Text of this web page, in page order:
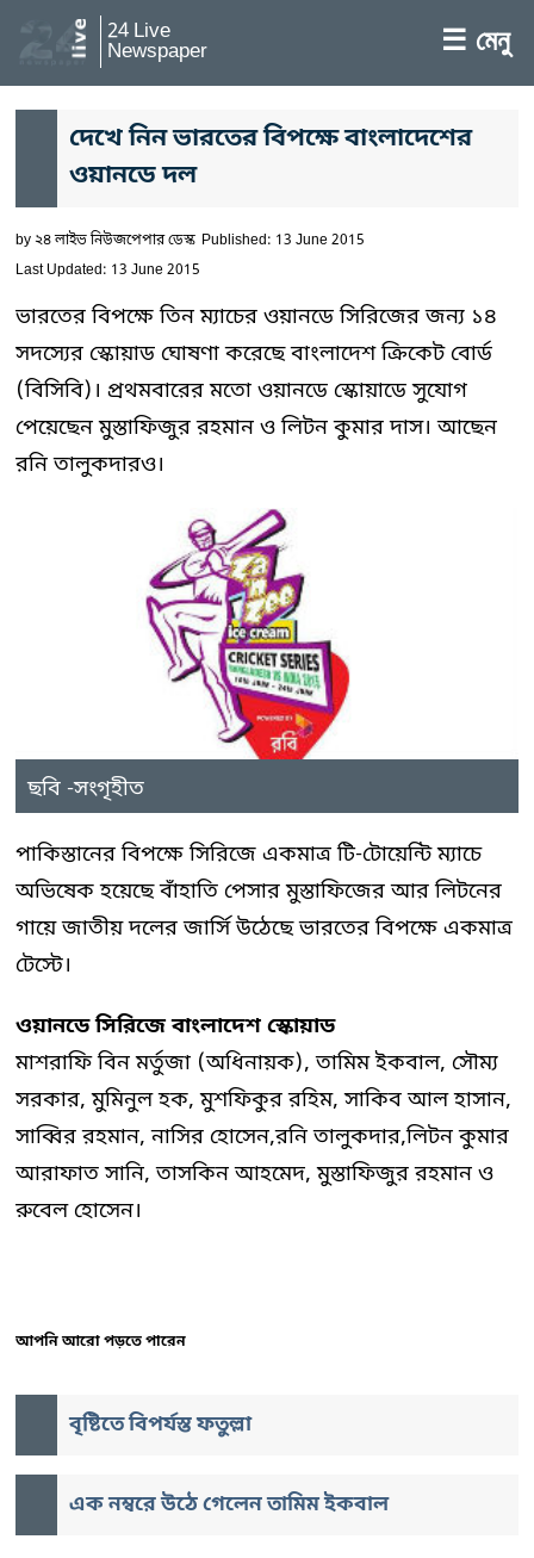
24 Live
Newspaper ☰ মেনু
দেখে নিন ভারতের বিপক্ষে বাংলাদেশের
ওয়ানডে দল
by২৪ লাইভ নিউজপেপার ডেস্ক Published: 13 June 2015
Last Updated: 13 June 2015
ভারতের বিপক্ষে তিন ম্যাচের ওয়ানডে সিরিজের জন্য ১৪
সদস্যের স্কোয়াড ঘোষণা করেছে বাংলাদেশ ক্রিকেট বোর্ড
(বিসিবি)। প্রথমবারের মতো ওয়ানডে স্কোয়াডে সুযোগ
পেয়েছেন মুস্তাফিজুর রহমান ও লিটন কুমার দাস। আছেন
রনি তালুকদারও।
ছবি -সংগৃহীত
পাকিস্তানের বিপক্ষে সিরিজে একমাত্র টি-টোয়েন্টি ম্যাচে
অভিষেক হয়েছে বাঁহাতি পেসার মুস্তাফিজের আর লিটনের
গায়ে জাতীয় দলের জার্সি উঠেছে ভারতের বিপক্ষে একমাত্র
টেস্টে।
ওয়ানডে সিরিজে বাংলাদেশ স্কোয়াড
মাশরাফি বিন মর্তুজা (অধিনায়ক), তামিম ইকবাল, সৌম্য
সরকার, মুমিনুল হক, মুশফিকুর রহিম, সাকিব আল হাসান,
সাব্বির রহমান, নাসির হোসেন,রনি তালুকদার,লিটন কুমার
আরাফাত সানি, তাসকিন আহমেদ, মুস্তাফিজুর রহমান ও
রুবেল হোসেন।
আপনি আরো পড়তে পারেন
বৃষ্টিতে বিপর্যস্ত ফতুল্লা
এক নম্বরে উঠে গেলেন তামিম ইকবাল